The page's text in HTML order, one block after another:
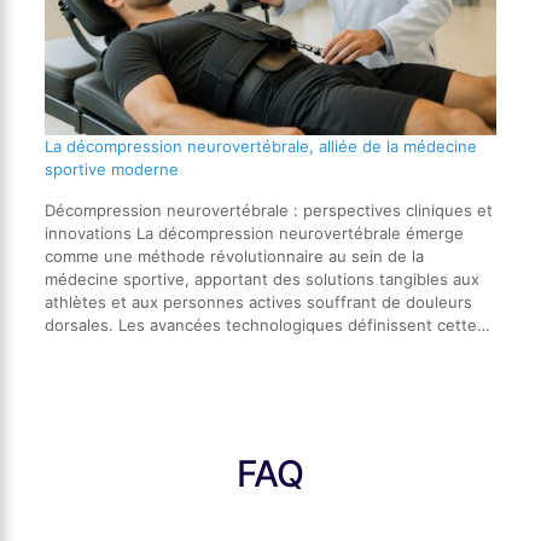
La décompression neurovertébrale, alliée de la médecine
sportive moderne
Décompression neurovertébrale : perspectives cliniques et
innovations La décompression neurovertébrale émerge
comme une méthode révolutionnaire au sein de la
médecine sportive, apportant des solutions tangibles aux
athlètes et aux personnes actives souffrant de douleurs
dorsales. Les avancées technologiques définissent cette…
FAQ